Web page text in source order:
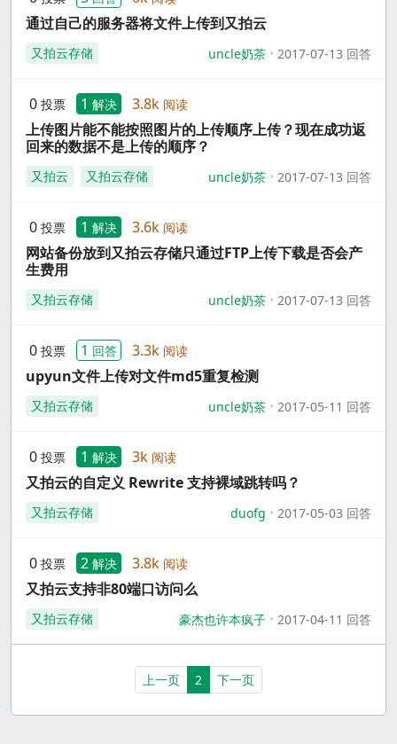
通过自己的服务器将文件上传到又拍云
又拍云存储 uncle奶茶 2017-07-13 回答
0 投票 1 解决 3.8k 阅读
上传图片能不能按照图片的上传顺序上传？现在成功返
回来的数据不是上传的顺序？
又拍云 又拍云存储 uncle奶茶 2017-07-13 回答
0 投票 1 解决 3.6k 阅读
网站备份放到又拍云存储只通过FTP上传下载是否会产
生费用
又拍云存储 uncle奶茶 2017-07-13 回答
0 投票 1 回答 3.3k 阅读
upyun文件上传对文件md5重复检测
又拍云存储 uncle奶茶 2017-05-11 回答
0 投票 1 解决 3k 阅读
又拍云的自定义 Rewrite 支持裸域跳转吗？
又拍云存储 duofg 2017-05-03 回答
0 投票 2 解决 3.8k 阅读
又拍云支持非80端口访问么
又拍云存储 豪杰也许本疯子 2017-04-11 回答
上一页 2 (current)
下一页